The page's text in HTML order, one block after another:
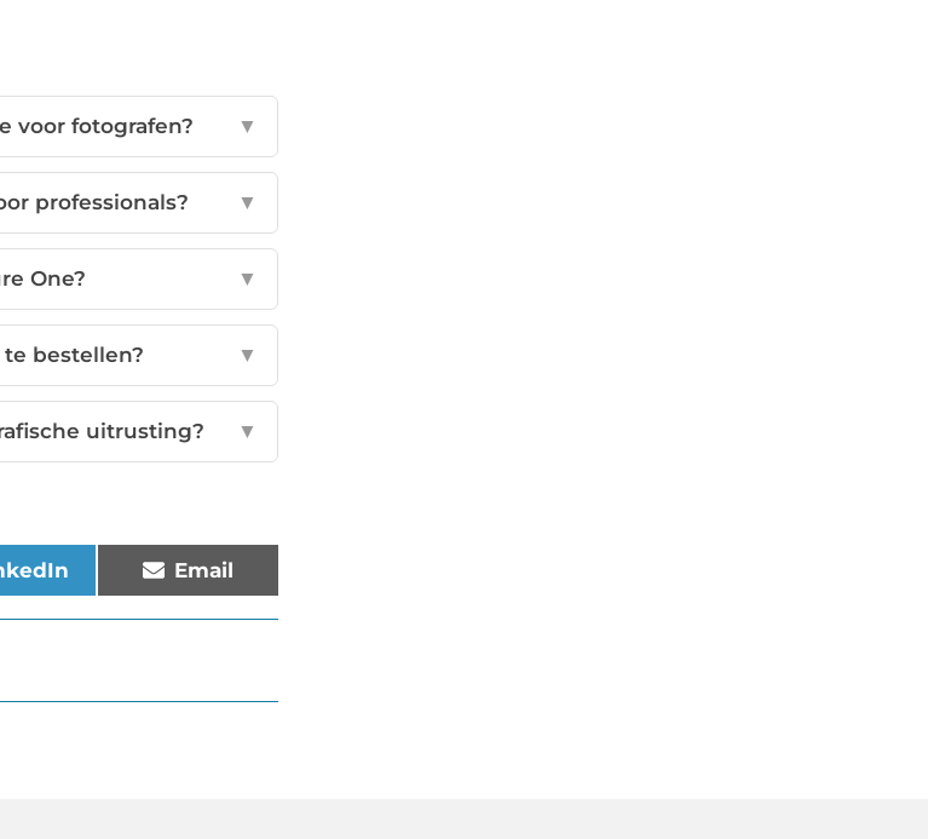
voor fotografen? ▼
professionals? ▼
One? ▼
bestellen? ▼
uitrusting? ▼
Email